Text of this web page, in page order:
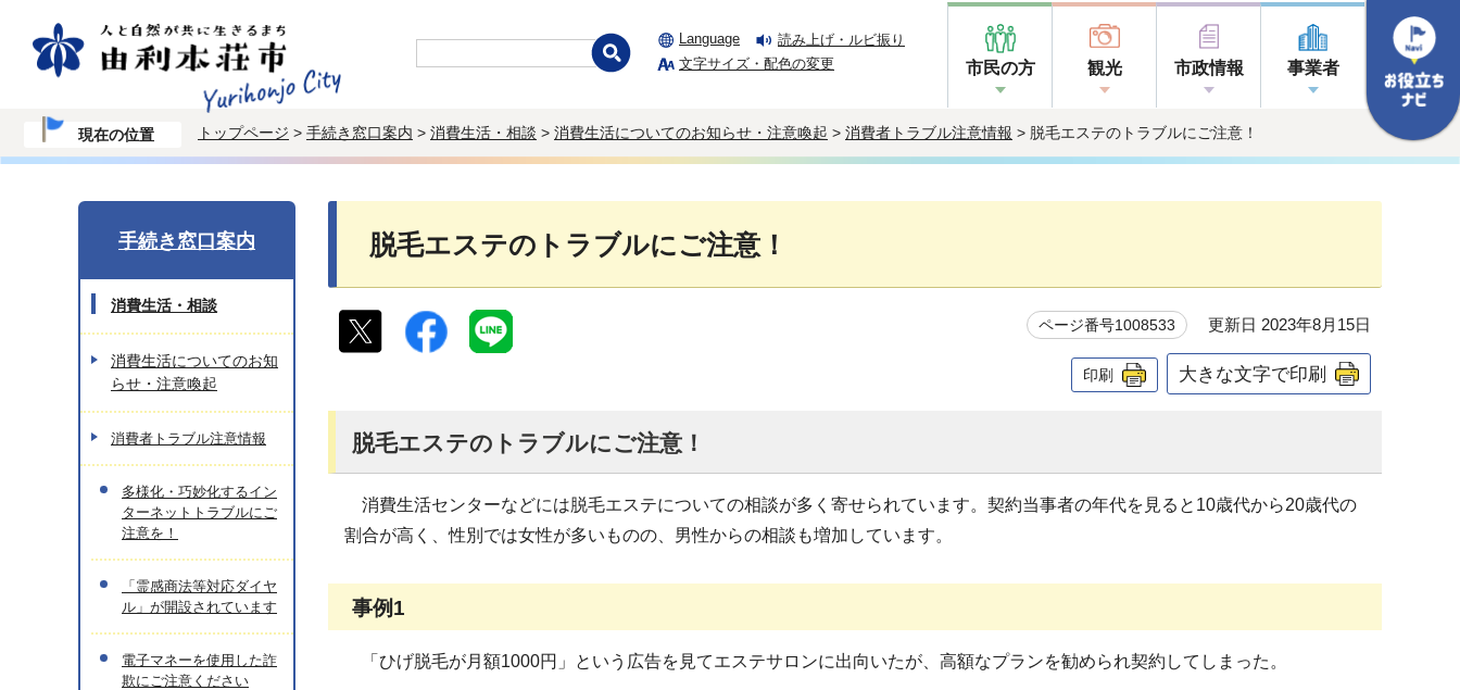
Language
読み上げ・ルビ振り
文字サイズ・配色の変更
市民の方 観光 市政情報 事業者
現在の位置 トップページ > 手続き窓口案内 > 消費生活・相談 > 消費生活についてのお知らせ・注意喚起 > 消費者トラブル注意情報 > 脱毛エステのトラブルにご注意！
脱毛エステのトラブルにご注意！
ページ番号1008533 更新日 2023年8月15日
印刷 大きな文字で印刷
脱毛エステのトラブルにご注意！
消費生活センターなどには脱毛エステについての相談が多く寄せられています。契約当事者の年代を見ると10歳代から20歳代の
割合が高く、性別では女性が多いものの、男性からの相談も増加しています。
事例1
「ひげ脱毛が月額1000円」という広告を見てエステサロンに出向いたが、高額なプランを勧められ契約してしまった。
手続き窓口案内
消費生活・相談
消費生活についてのお知
らせ・注意喚起
消費者トラブル注意情報
多様化・巧妙化するイン
ターネットトラブルにご
注意を！
「霊感商法等対応ダイヤ
ル」が開設されています
電子マネーを使用した詐
欺にご注意ください